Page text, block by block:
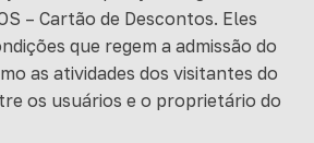
– Cartão de Descontos. Eles
que regem a admissão do
as atividades dos visitantes do
os usuários e o proprietário do